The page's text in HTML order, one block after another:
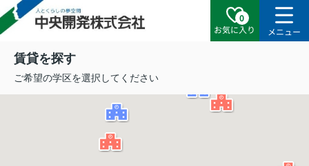
0
お気に入り
メニュー
賃貸を探す
ご希望の学区を選択してください